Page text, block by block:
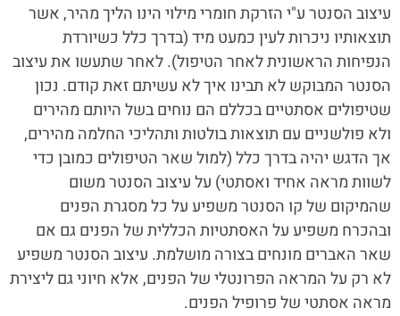
עיצוב הסנטר ע"י הזרקת חומרי מילוי הינו הליך מהיר, אשר
תוצאותיו ניכרות לעין כמעט מיד (בדרך כלל כשיורדת
הנפיחות הראשונית לאחר הטיפול). לאחר שתעשו את עיצוב
הסנטר המבוקש לא תבינו איך לא עשיתם זאת קודם. נכון
שטיפולים אסתטיים בכללם הם נוחים בשל היותם מהירים
ולא פולשניים עם תוצאות בולטות ותהליכי החלמה מהירים,
אך הדגש יהיה בדרך כלל (למול שאר הטיפולים כמובן כדי
לשוות מראה אחיד ואסתטי) על עיצוב הסנטר משום
שהמיקום של קו הסנטר משפיע על כל מסגרת הפנים
ובהכרח משפיע על האסתטיות הכללית של הפנים גם אם
שאר האברים מונחים בצורה מושלמת. עיצוב הסנטר משפיע
לא רק על המראה הפרונטלי של הפנים, אלא חיוני גם ליצירת
מראה אסתטי של פרופיל הפנים.